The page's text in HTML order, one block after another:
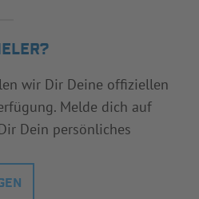
wir Dir Deine offiziellen
Melde dich auf
Dein persönliches